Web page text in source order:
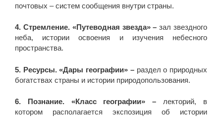
почтовых – систем сообщения внутри страны.
4. Стремление. «Путеводная звезда» –зал звездного
неба, истории освоения и изучения небесного
пространства.
5. Ресурсы. «Дары географии» – раздел о природных
богатствах страны и истории природопользования.
6. Познание. «Класс географии» – лекторий, в
котором располагается экспозиция об истории